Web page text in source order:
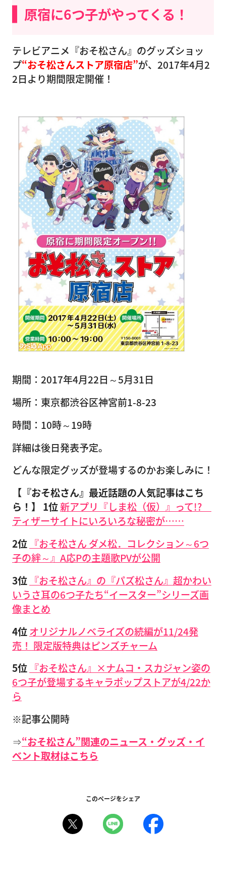
原宿に6つ子がやってくる！
テレビアニメ『おそ松さん』のグッズショッ
プ“おそ松さんストア原宿店”が、2017年4月2
2日より期間限定開催！
期間：2017年4月22日～5月31日
場所：東京都渋谷区神宮前1-8-23
時間：10時～19時
詳細は後日発表予定。
どんな限定グッズが登場するのかお楽しみに！
【『おそ松さん』最近話題の人気記事はこち
ら！】
1位新アプリ『しま松（仮）』って!?
ティザーサイトにいろいろな秘密が……
2位 『おそ松さん ダメ松．コレクション～6つ
子の絆～』A応Pの主題歌PVが公開
3位 『おそ松さん』の『パズ松さん』超かわい
いうさ耳の6つ子たち“イースター”シリーズ画
像まとめ
4位オリジナルノベライズの続編が11/24発
売！ 限定版特典はピンズチャーム
5位 『おそ松さん』×ナムコ・スカジャン姿の
6つ子が登場するキャラポップストアが4/22か
ら
※記事公開時
⇒“おそ松さん”関連のニュース・グッズ・イ
ベント取材はこちら
このページをシェア